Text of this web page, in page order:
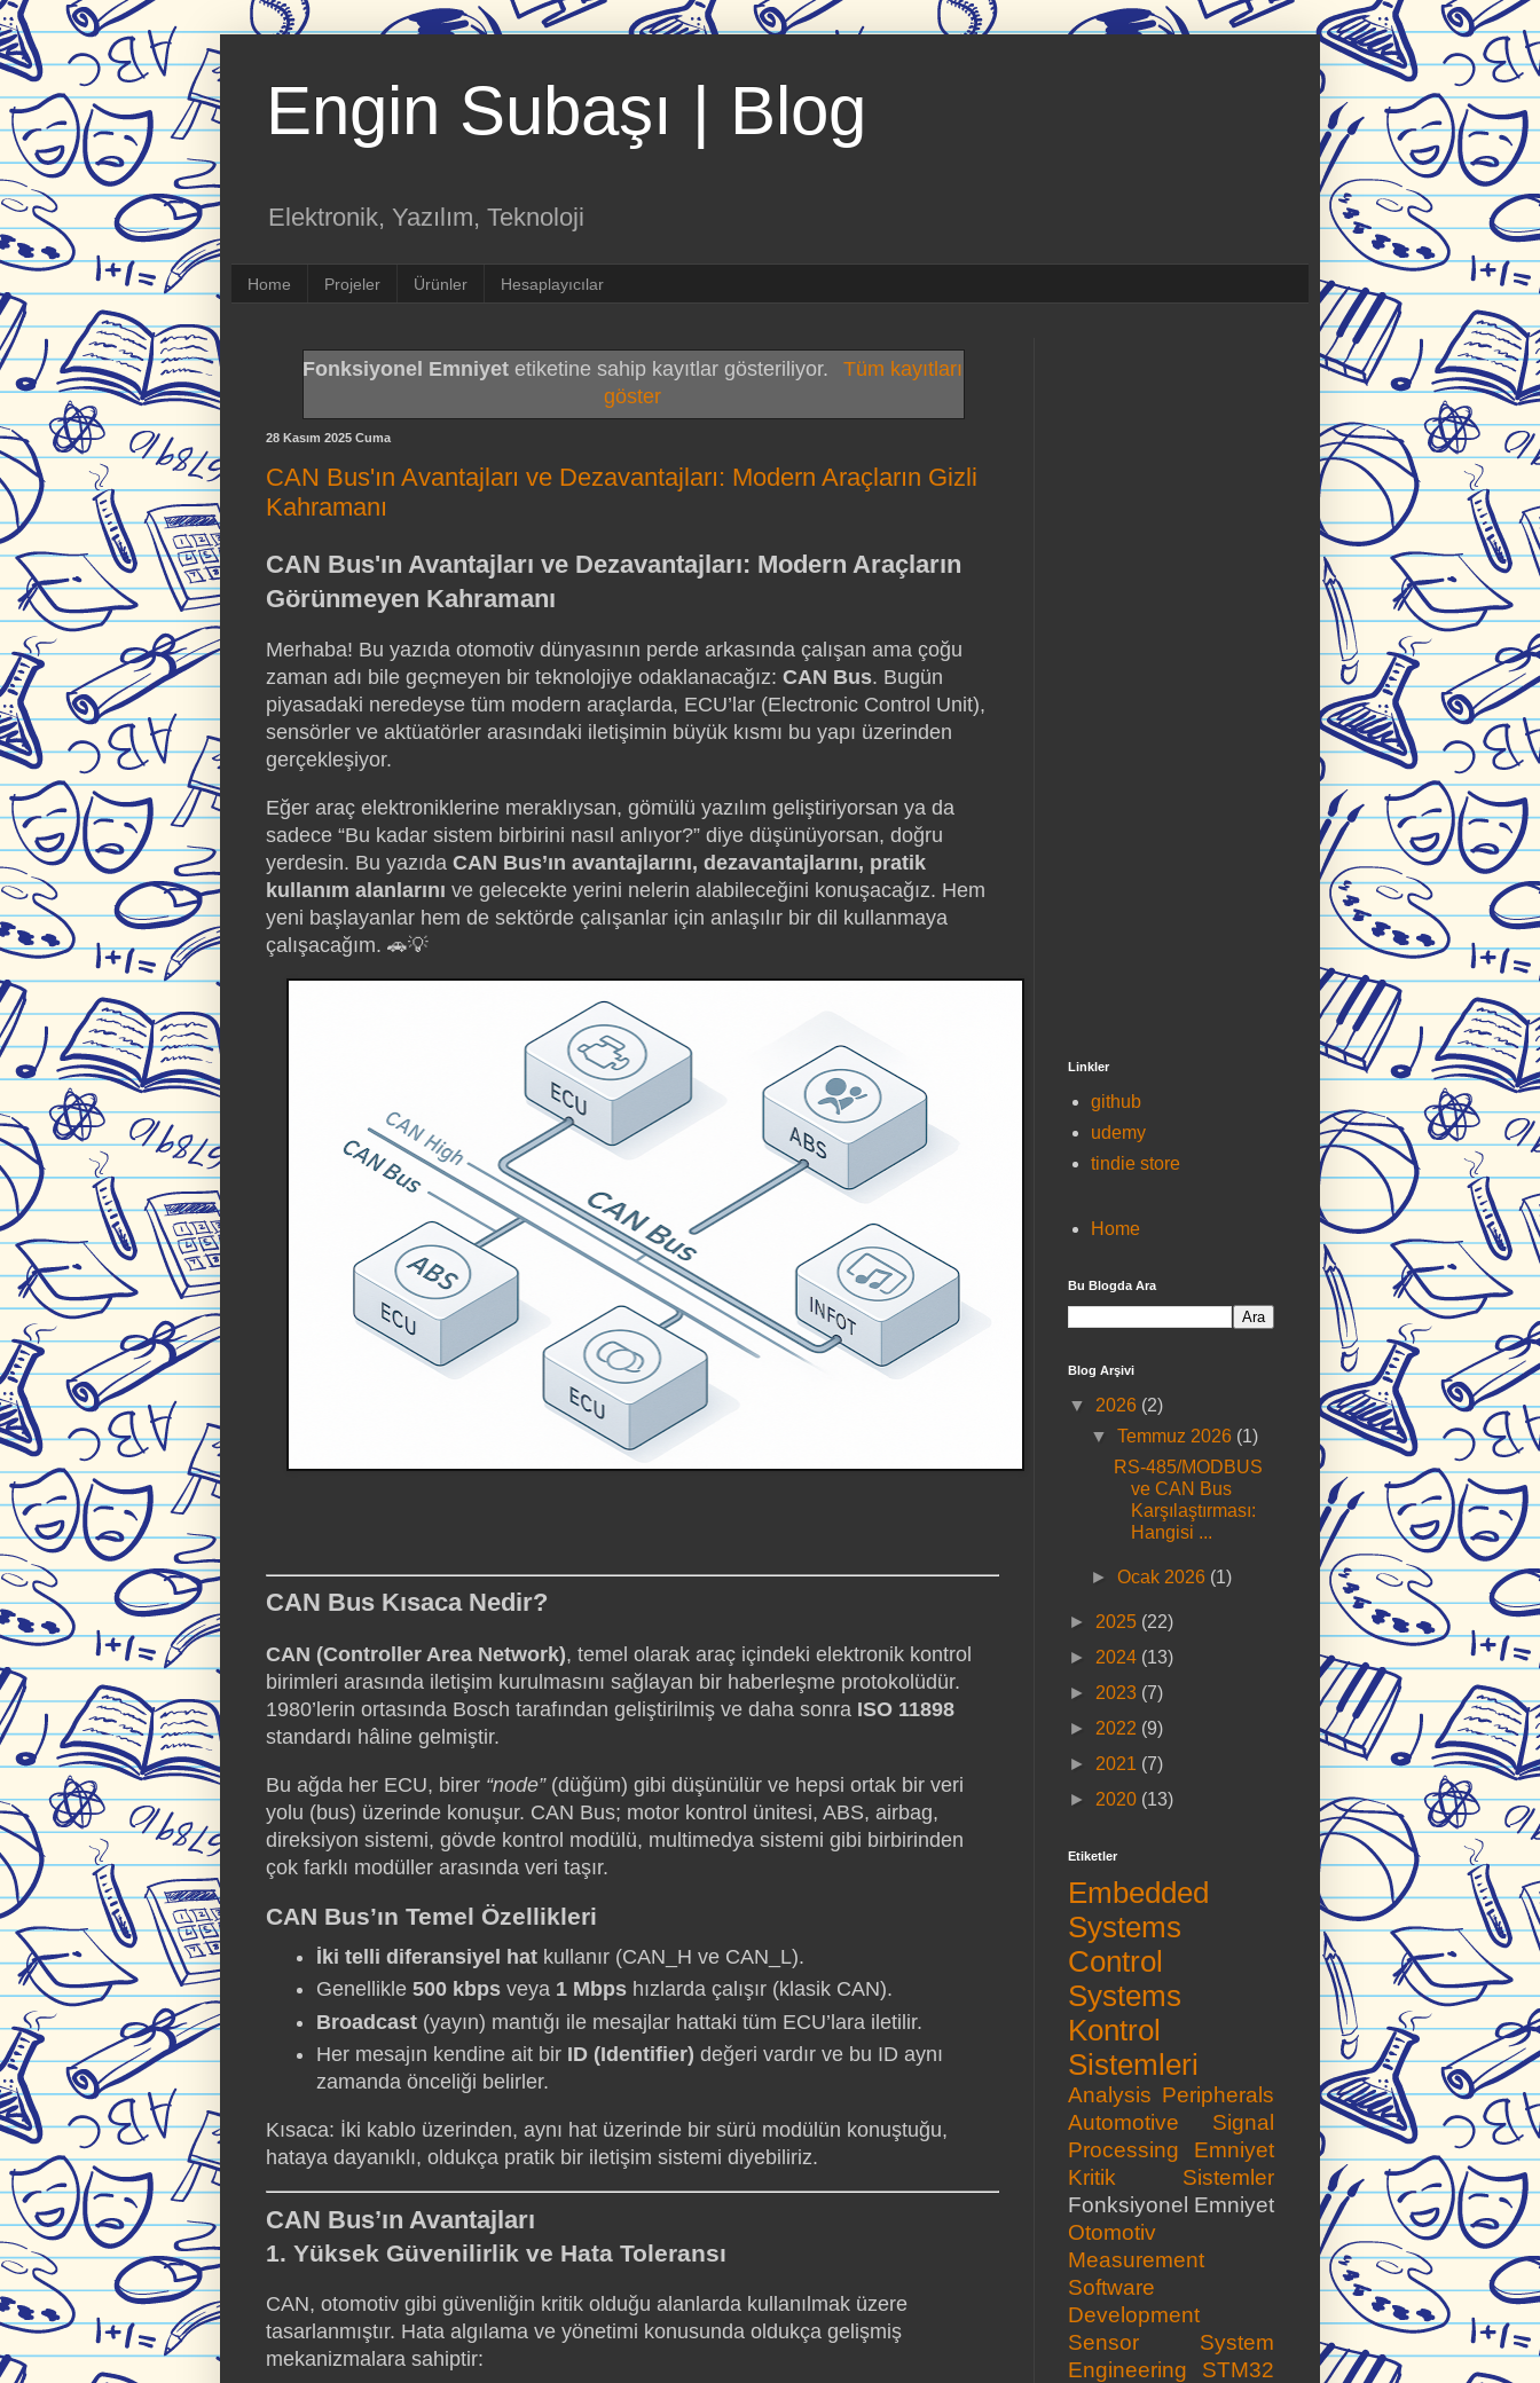
Engin Subaşı | Blog
Elektronik, Yazılım, Teknoloji
Home Projeler Ürünler Hesaplayıcılar
Fonksiyonel Emniyet etiketine sahip kayıtlar gösteriliyor.
Tüm kayıtları
göster
28 Kasım 2025 Cuma
CAN Bus'ın Avantajları ve Dezavantajları: Modern Araçların Gizli
Kahramanı
CAN Bus'ın Avantajları ve Dezavantajları: Modern Araçların
Görünmeyen Kahramanı
Merhaba! Bu yazıda otomotiv dünyasının perde arkasında çalışan ama çoğu
zaman adı bile geçmeyen bir teknolojiye odaklanacağız: CAN Bus. Bugün
piyasadaki neredeyse tüm modern araçlarda, ECU’lar (Electronic Control Unit),
sensörler ve aktüatörler arasındaki iletişimin büyük kısmı bu yapı üzerinden
gerçekleşiyor.
Eğer araç elektroniklerine meraklıysan, gömülü yazılım geliştiriyorsan ya da
sadece “Bu kadar sistem birbirini nasıl anlıyor?” diye düşünüyorsan, doğru
yerdesin. Bu yazıda CAN Bus’ın avantajlarını, dezavantajlarını, pratik
kullanım alanlarını ve gelecekte yerini nelerin alabileceğini konuşacağız. Hem
yeni başlayanlar hem de sektörde çalışanlar için anlaşılır bir dil kullanmaya
çalışacağım. 🚗💡
CAN Bus Kısaca Nedir?
CAN (Controller Area Network), temel olarak araç içindeki elektronik kontrol
birimleri arasında iletişim kurulmasını sağlayan bir haberleşme protokolüdür.
1980’lerin ortasında Bosch tarafından geliştirilmiş ve daha sonra ISO 11898
standardı hâline gelmiştir.
Bu ağda her ECU, birer “node”(düğüm) gibi düşünülür ve hepsi ortak bir veri
yolu (bus) üzerinde konuşur. CAN Bus; motor kontrol ünitesi, ABS, airbag,
direksiyon sistemi, gövde kontrol modülü, multimedya sistemi gibi birbirinden
çok farklı modüller arasında veri taşır.
CAN Bus’ın Temel Özellikleri
İki telli diferansiyel hat kullanır (CAN_H ve CAN_L).
Genellikle 500 kbps veya 1 Mbps hızlarda çalışır (klasik CAN).
Broadcast (yayın) mantığı ile mesajlar hattaki tüm ECU’lara iletilir.
Her mesajın kendine ait bir ID (Identifier) değeri vardır ve bu ID aynı
zamanda önceliği belirler.
Kısaca: İki kablo üzerinden, aynı hat üzerinde bir sürü modülün konuştuğu,
hataya dayanıklı, oldukça pratik bir iletişim sistemi diyebiliriz.
CAN Bus’ın Avantajları
1. Yüksek Güvenilirlik ve Hata Toleransı
CAN, otomotiv gibi güvenliğin kritik olduğu alanlarda kullanılmak üzere
tasarlanmıştır. Hata algılama ve yönetimi konusunda oldukça gelişmiş
mekanizmalara sahiptir:
Linkler
github
udemy
tindie store
Home
Bu Blogda Ara
Blog Arşivi
▼ 2026 (2)
▼Temmuz 2026 (1)
RS-485/MODBUS
ve CAN Bus
Karşılaştırması:
Hangisi ...
►Ocak 2026 (1)
► 2025 (22)
► 2024 (13)
► 2023 (7)
► 2022 (9)
► 2021 (7)
► 2020 (13)
Etiketler
Embedded
Systems
Control
Systems
Kontrol
Sistemleri
Analysis Peripherals
Automotive
Signal
Processing
Emniyet
Kritik Sistemler
Fonksiyonel Emniyet
Otomotiv
Measurement
Software
Development
Sensor
System
Engineering
STM32